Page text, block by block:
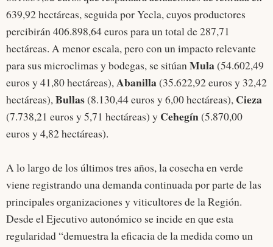
639,92 hectáreas, seguida por Yecla, cuyos productores
percibirán 406.898,64 euros para un total de 287,71
hectáreas. A menor escala, pero con un impacto relevante
para sus microclimas y bodegas, se sitúanMula(54.602,49
euros y 41,80 hectáreas),Abanilla(35.622,92 euros y 32,42
hectáreas),Bullas(8.130,44 euros y 6,00 hectáreas), Cieza
(7.738,21 euros y 5,71 hectáreas) y Cehegín(5.870,00
euros y 4,82 hectáreas).
A lo largo de los últimos tres años, la cosecha en verde
viene registrando una demanda continuada por parte de las
principales organizaciones y viticultores de la Región.
Desde el Ejecutivo autonómico se incide en que esta
regularidad “demuestra la eficacia de la medida como un